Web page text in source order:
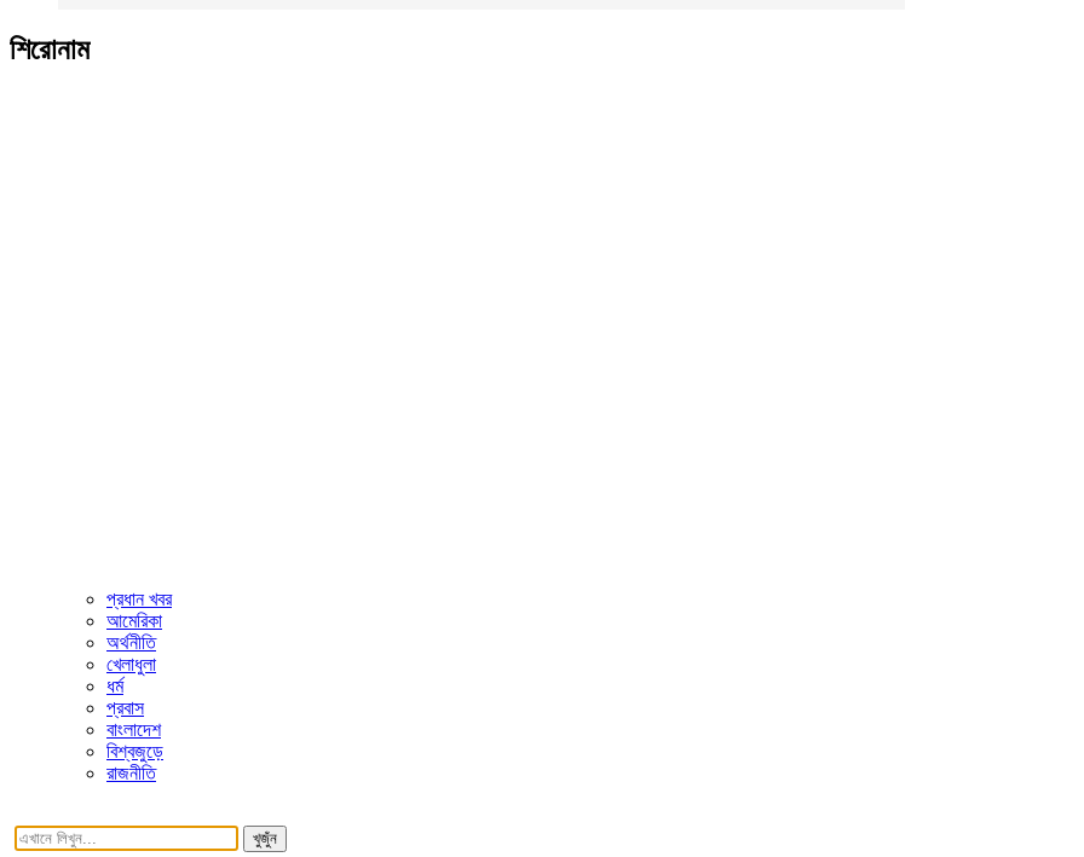
শিরোনাম
প্রধান খবর
আমেরিকা
অর্থনীতি
খেলাধুলা
ধর্ম
প্রবাস
বাংলাদেশ
বিশ্বজুড়ে
রাজনীতি
খুজুঁন